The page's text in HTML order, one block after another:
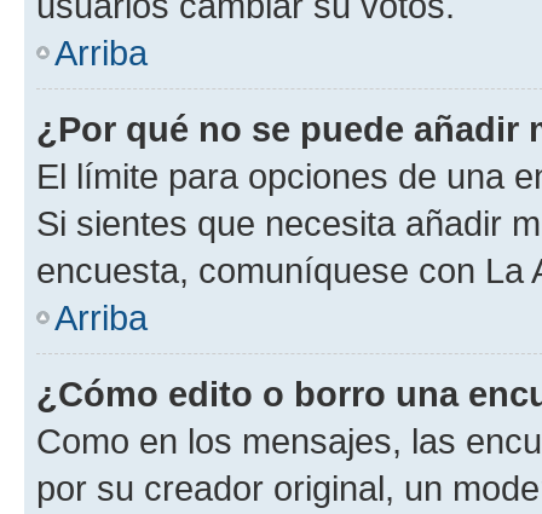
Arriba
¿Por qué no se puede añadir
El límite para opciones de una
Si sientes que necesita añadir
encuesta, comuníquese con La
Arriba
¿Cómo edito o borro una
Como en los mensajes, las
por su creador original, un